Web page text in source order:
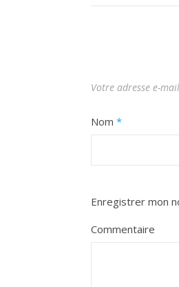
Votre adresse e-
Nom *
Enregistrer mon
Commentaire